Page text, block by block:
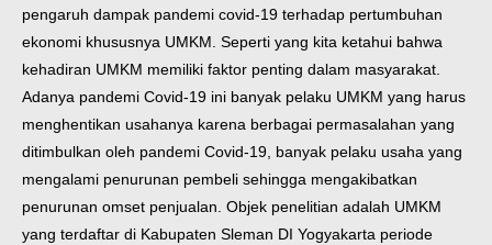
pengaruh dampak pandemi covid-19 terhadap pertumbuhan
ekonomi khususnya UMKM. Seperti yang kita ketahui bahwa
kehadiran UMKM memiliki faktor penting dalam masyarakat.
Adanya pandemi Covid-19 ini banyak pelaku UMKM yang harus
menghentikan usahanya karena berbagai permasalahan yang
ditimbulkan oleh pandemi Covid-19, banyak pelaku usaha yang
mengalami penurunan pembeli sehingga mengakibatkan
penurunan omset penjualan. Objek penelitian adalah UMKM
yang terdaftar di Kabupaten Sleman DI Yogyakarta periode